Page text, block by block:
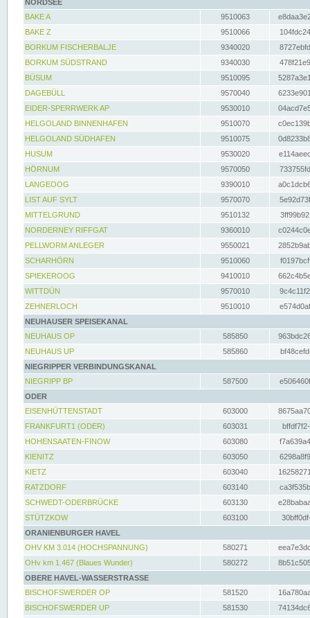
NORDSEE
BAKE A
9510063
BAKE Z
9510066
BORKUM FISCHERBALJE
9340020
BORKUM SÜDSTRAND
9340030
BÜSUM
9510095
DAGEBÜLL
9570040
EIDER-SPERRWERK AP
9530010
HELGOLAND BINNENHAFEN
9510070
HELGOLAND SÜDHAFEN
9510075
HUSUM
9530020
HÖRNUM
9570050
LANGEOOG
9390010
LIST AUF SYLT
9570070
MITTELGRUND
9510132
NORDERNEY RIFFGAT
9360010
PELLWORM ANLEGER
9550021
SCHARHÖRN
9510060
SPIEKEROOG
9410010
WITTDÜN
9570010
ZEHNERLOCH
9510010
NEUHAUSER SPEISEKANAL
NEUHAUS OP
585850
NEUHAUS UP
585860
NIEGRIPPER VERBINDUNGSKANAL
NIEGRIPP BP
587500
ODER
EISENHÜTTENSTADT
603000
FRANKFURT1 (ODER)
603031
HOHENSAATEN-FINOW
603080
KIENITZ
603050
KIETZ
603040
RATZDORF
603140
SCHWEDT-ODERBRÜCKE
603130
STÜTZKOW
603100
ORANIENBURGER HAVEL
OHV KM 3.014 (HOCHSPANNUNG)
580271
OHv km 1.467 (Blaues Wunder)
580272
OBERE HAVEL-WASSERSTRASSE
BISCHOFSWERDER OP
581520
BISCHOFSWERDER UP
581530